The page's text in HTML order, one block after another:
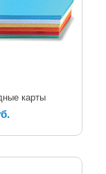
карты